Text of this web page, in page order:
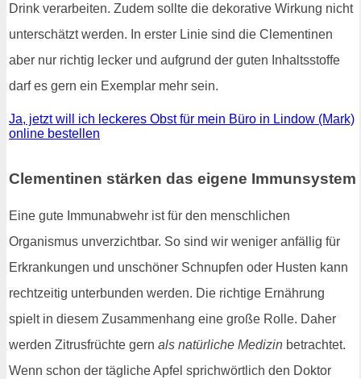
Drink verarbeiten. Zudem sollte die dekorative Wirkung nicht
unterschätzt werden. In erster Linie sind die Clementinen
aber nur richtig lecker und aufgrund der guten Inhaltsstoffe
darf es gern ein Exemplar mehr sein.
Ja, jetzt will ich leckeres Obst für mein Büro in Lindow (Mark)
online bestellen
Clementinen stärken das eigene Immunsystem
Eine gute Immunabwehr ist für den menschlichen
Organismus unverzichtbar. So sind wir weniger anfällig für
Erkrankungen und unschöner Schnupfen oder Husten kann
rechtzeitig unterbunden werden. Die richtige Ernährung
spielt in diesem Zusammenhang eine große Rolle. Daher
werden Zitrusfrüchte gern als natürliche Medizin betrachtet.
Wenn schon der tägliche Apfel sprichwörtlich den Doktor